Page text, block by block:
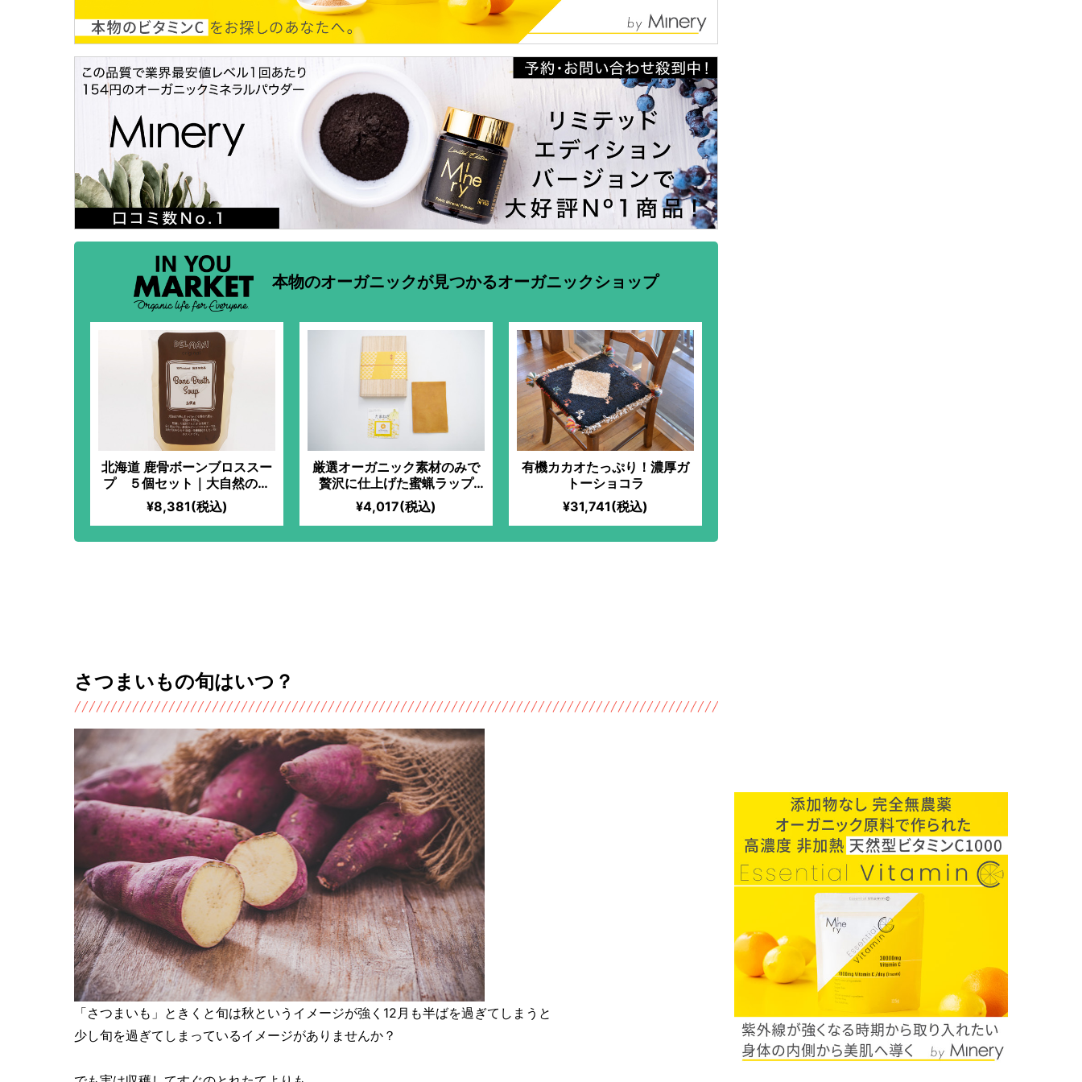
本物のオーガニックが見つかるオーガニックショップ
北海道 鹿骨ボーンブロススー
プ ５個セット｜大自然のエ
ネルギーを身体に 風味とコ
クのバランスのとれた味わい
¥8,381(税込)
厳選オーガニック素材のみで
贅沢に仕上げた蜜蝋ラップ
（玉ねぎ）
¥4,017(税込)
有機カカオたっぷり！濃厚ガ
トーショコラ
¥31,741(税込)
さつまいもの旬はいつ？
「さつまいも」ときくと旬は秋というイメージが強く12月も半ばを過ぎてしまうと
少し旬を過ぎてしまっているイメージがありませんか？